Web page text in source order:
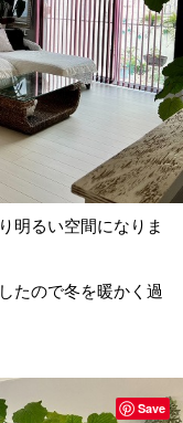
明るい空間になりま
たので冬を暖かく過
Save